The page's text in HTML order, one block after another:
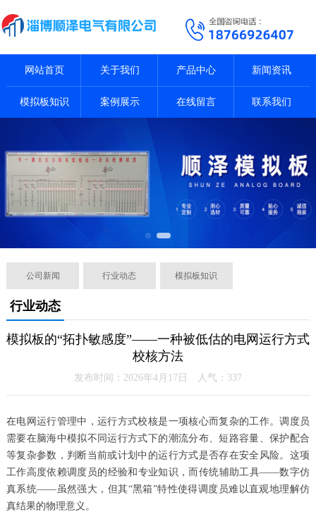
网站首页 关于我们 产品中心 新闻资讯
模拟板知识 案例展示 在线留言 联系我们
公司新闻 行业动态 模拟板知识
行业动态
模拟板的“拓扑敏感度”——一种被低估的电网运行方式
校核方法
发布时间：2026年4月17日 人气： 337
在电网运行管理中，运行方式校核是一项核心而复杂的工作。调度员
需要在脑海中模拟不同运行方式下的潮流分布、短路容量、保护配合
等复杂参数，判断当前或计划中的运行方式是否存在安全风险。这项
工作高度依赖调度员的经验和专业知识，而传统辅助工具——数字仿
真系统——虽然强大，但其“黑箱”特性使得调度员难以直观地理解仿
真结果的物理意义。